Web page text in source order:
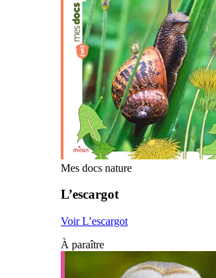
Mes docs nature
L’escargot
Voir L’escargot
À paraître